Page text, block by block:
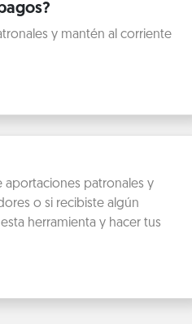
y mantén al corriente
patronales y
o si recibiste algún
herramienta y hacer tus